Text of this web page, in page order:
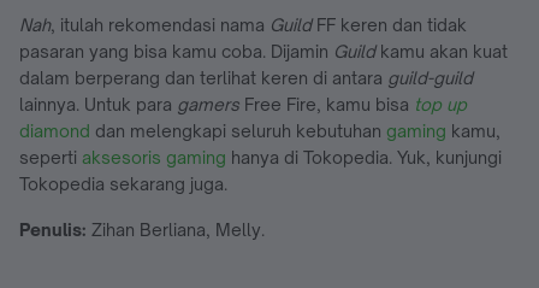
Nah, itulah rekomendasi nama Guild FF keren dan tidak
pasaran yang bisa kamu coba. Dijamin Guild kamu akan kuat
dalam berperang dan terlihat keren di antara guild-guild
lainnya. Untuk para gamers Free Fire, kamu bisa top up
diamond dan melengkapi seluruh kebutuhan gaming kamu,
seperti aksesoris gaming hanya di Tokopedia. Yuk, kunjungi
Tokopedia sekarang juga.
Penulis: Zihan Berliana, Melly.